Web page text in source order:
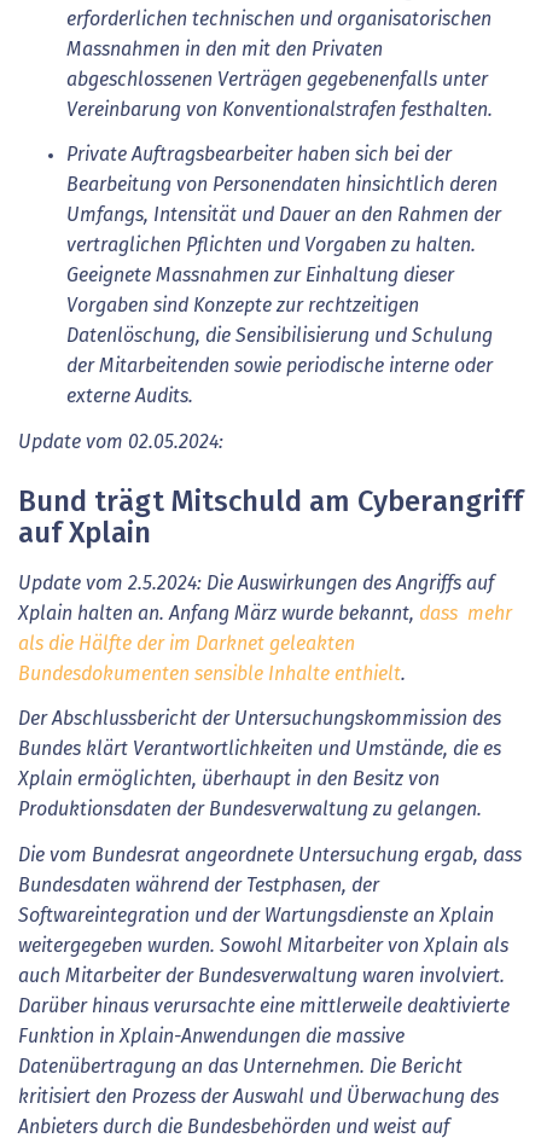
erforderlichen technischen und organisatorischen
Massnahmen in den mit den Privaten
abgeschlossenen Verträgen gegebenenfalls unter
Vereinbarung von Konventionalstrafen festhalten.
Private Auftragsbearbeiter haben sich bei der
Bearbeitung von Personendaten hinsichtlich deren
Umfangs, Intensität und Dauer an den Rahmen der
vertraglichen Pflichten und Vorgaben zu halten.
Geeignete Massnahmen zur Einhaltung dieser
Vorgaben sind Konzepte zur rechtzeitigen
Datenlöschung, die Sensibilisierung und Schulung
der Mitarbeitenden sowie periodische interne oder
externe Audits.
Update vom 02.05.2024:
Bund trägt Mitschuld am Cyberangriff
auf Xplain
Update vom 2.5.2024: Die Auswirkungen des Angriffs auf
Xplain halten an. Anfang März wurde bekannt, dass mehr
als die Hälfte der im Darknet geleakten
Bundesdokumenten sensible Inhalte enthielt.
Der Abschlussbericht der Untersuchungskommission des
Bundes klärt Verantwortlichkeiten und Umstände, die es
Xplain ermöglichten, überhaupt in den Besitz von
Produktionsdaten der Bundesverwaltung zu gelangen.
Die vom Bundesrat angeordnete Untersuchung ergab, dass
Bundesdaten während der Testphasen, der
Softwareintegration und der Wartungsdienste an Xplain
weitergegeben wurden. Sowohl Mitarbeiter von Xplain als
auch Mitarbeiter der Bundesverwaltung waren involviert.
Darüber hinaus verursachte eine mittlerweile deaktivierte
Funktion in Xplain-Anwendungen die massive
Datenübertragung an das Unternehmen. Die Bericht
kritisiert den Prozess der Auswahl und Überwachung des
Anbieters durch die Bundesbehörden und weist auf